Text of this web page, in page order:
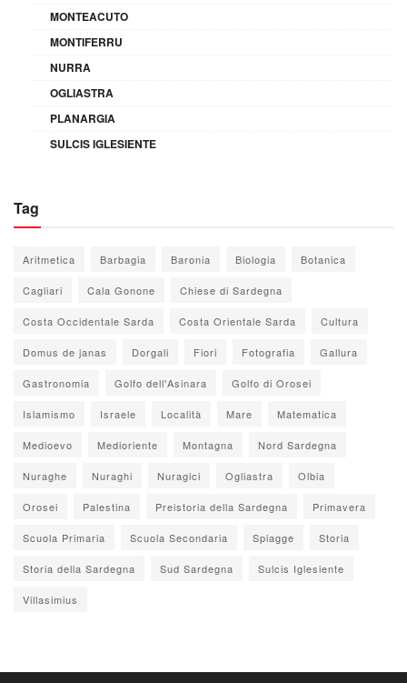
MONTEACUTO
MONTIFERRU
NURRA
OGLIASTRA
PLANARGIA
SULCIS IGLESIENTE
Tag
Aritmetica Barbagia Baronia Biologia Botanica
Cagliari Cala Gonone Chiese di Sardegna
Costa Occidentale Sarda Costa Orientale Sarda Cultura
Domus de janas Dorgali Fiori Fotografia Gallura
Gastronomia Golfo dell'Asinara Golfo di Orosei
Islamismo Israele Località Mare Matematica
Medioevo Medioriente Montagna Nord Sardegna
Nuraghe Nuraghi Nuragici Ogliastra Olbia
Orosei Palestina Preistoria della Sardegna Primavera
Scuola Primaria Scuola Secondaria Spiagge Storia
Storia della Sardegna Sud Sardegna Sulcis Iglesiente
Villasimius